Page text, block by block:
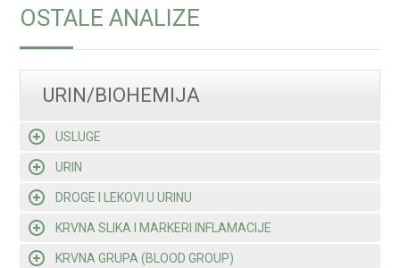
OSTALE ANALIZE
URIN/BIOHEMIJA
USLUGE
URIN
DROGE I LEKOVI U URINU
KRVNA SLIKA I MARKERI INFLAMACIJE
KRVNA GRUPA (BLOOD GROUP)